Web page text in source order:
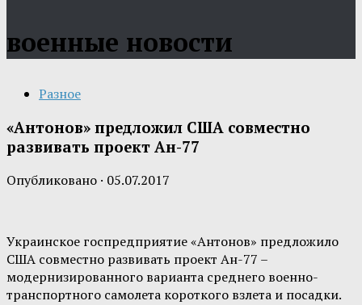
военные новости
Разное
«Антонов» предложил США совместно
развивать проект Ан-77
Опубликовано · 05.07.2017
Украинское госпредприятие «Антонов» предложило
США совместно развивать проект Ан-77 –
модернизированного варианта среднего военно-
транспортного самолета короткого взлета и посадки.